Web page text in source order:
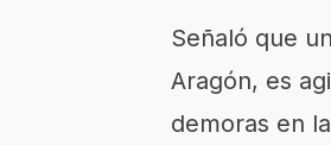
Señaló que
Aragón, es
demoras en